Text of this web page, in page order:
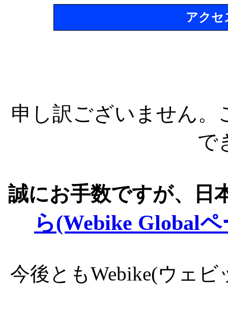
アクセ
申し訳ございません
で
誠にお手数ですが、日
ら(Webike Global
今後ともWebike(ウェ